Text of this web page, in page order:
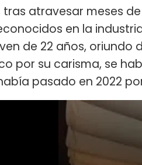
tras atravesar meses
en la
de 22 años, oriundo
por su carisma, se
pasado en 2022